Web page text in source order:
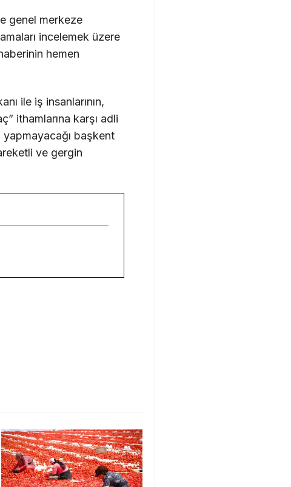
genel merkeze
incelemek üzere
hemen
ile iş insanlarının,
ithamlarına karşı adli
başkent
ve gergin